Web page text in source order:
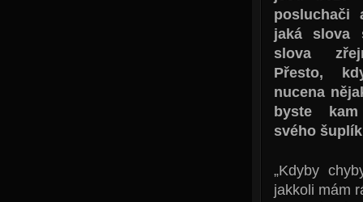
posluchači
jaká slova
slova
Přesto,
nucena
byste
svého
„Kdyby
jakkoli mám